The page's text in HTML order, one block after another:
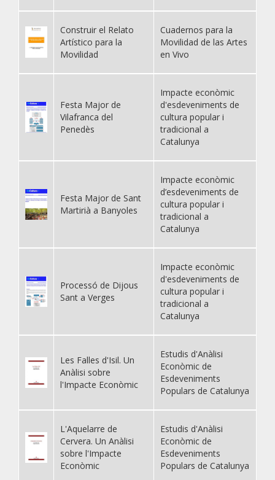
Construir el Relato
Artístico para la
Movilidad
Cuadernos para la
Movilidad de las Artes
en Vivo
Festa Major de
Vilafranca del
Penedès
Impacte econòmic
d'esdeveniments de
cultura popular i
tradicional a
Catalunya
Festa Major de Sant
Martirià a Banyoles
Impacte econòmic
d’esdeveniments de
cultura popular i
tradicional a
Catalunya
Processó de Dijous
Sant a Verges
Impacte econòmic
d'esdeveniments de
cultura popular i
tradicional a
Catalunya
Les Falles d'Isil. Un
Anàlisi sobre
l'Impacte Econòmic
Estudis d'Anàlisi
Econòmic de
Esdeveniments
Populars de Catalunya
L'Aquelarre de
Cervera. Un Anàlisi
sobre l'Impacte
Econòmic
Estudis d'Anàlisi
Econòmic de
Esdeveniments
Populars de Catalunya